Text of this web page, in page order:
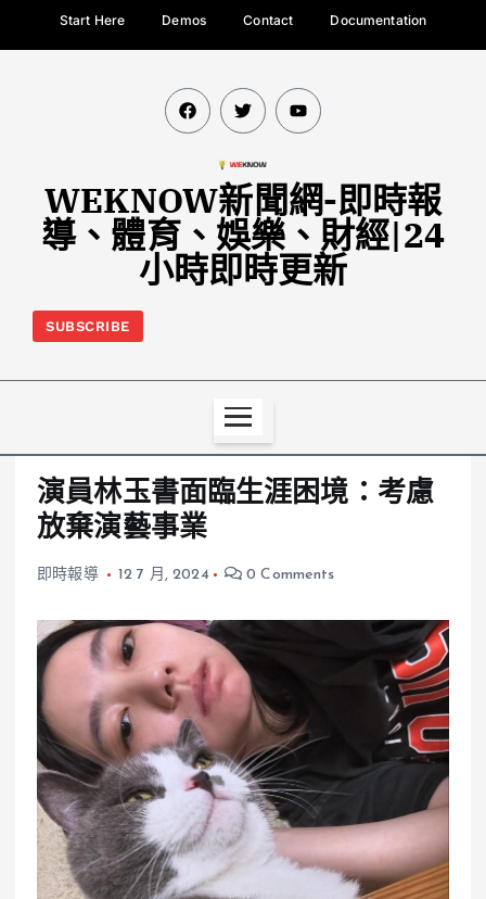
Start Here Demos Contact Documentation
WEKNOW新聞網-即時報
導、體育、娛樂、財經|24
小時即時更新
SUBSCRIBE
演員林玉書面臨生涯困境：考慮
放棄演藝事業
即時報導 12 7 月, 2024 0 Comments